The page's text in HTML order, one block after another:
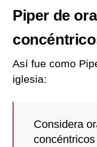
Piper de
Así fue como
iglesia:
Considera